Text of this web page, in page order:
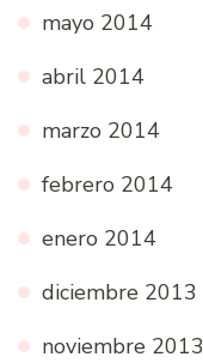
mayo 2014
abril 2014
marzo 2014
febrero 2014
enero 2014
diciembre 2013
noviembre 2013